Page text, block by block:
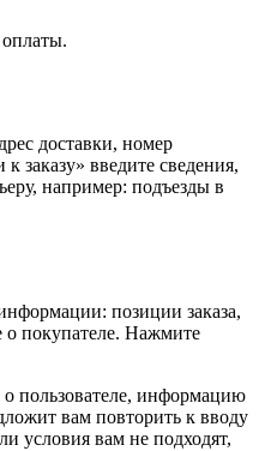
доставки, номер
заказу» введите сведения,
например: подъезды в
позиции заказа,
покупателе. Нажмите
пользователе, информацию
вам повторить к вводу
условия вам не подходят,